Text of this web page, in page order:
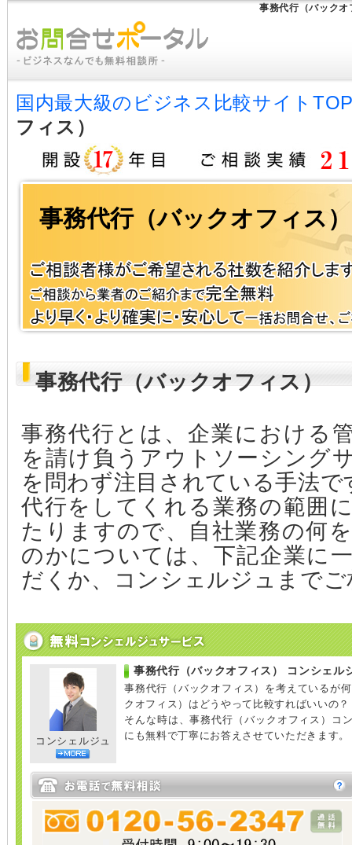
事務代行（バックオ
国内最大級のビジネス比較サイト
フィス）
事務代行（バックオフィス
事務代行（バックオフィス）
事務代行とは、企業における
を請け負うアウトソーシング
を問わず注目されている手法で
代行をしてくれる業務の範囲
たりますので、自社業務の何
のかについては、下記企業に
だくか、コンシェルジュまで
コンシェルジュ
事務代行（バックオフィス） コンシェル
事務代行（バックオフィス）を考えているが
クオフィス）はどうやって比較すればいいの
そんな時は、事務代行（バックオフィス）コ
にも無料で丁寧にお答えさせていただきます。